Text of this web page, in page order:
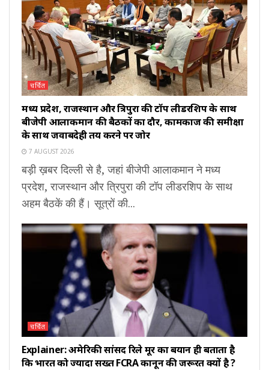
चर्चित
मध्य प्रदेश, राजस्थान और त्रिपुरा की टॉप लीडरशिप के साथ
बीजेपी आलाकमान की बैठकों का दौर, कामकाज की समीक्षा
के साथ जवाबदेही तय करने पर जोर
7 AUGUST 2026
बड़ी ख़बर दिल्ली से है, जहां बीजेपी आलाकमान ने मध्य
प्रदेश, राजस्थान और त्रिपुरा की टॉप लीडरशिप के साथ
अहम बैठकें की हैं। सूत्रों की...
चर्चित
Explainer: अमेरिकी सांसद रिले मूर का बयान ही बताता है
कि भारत को ज्यादा सख्त FCRA कानून की जरूरत क्यों है ?